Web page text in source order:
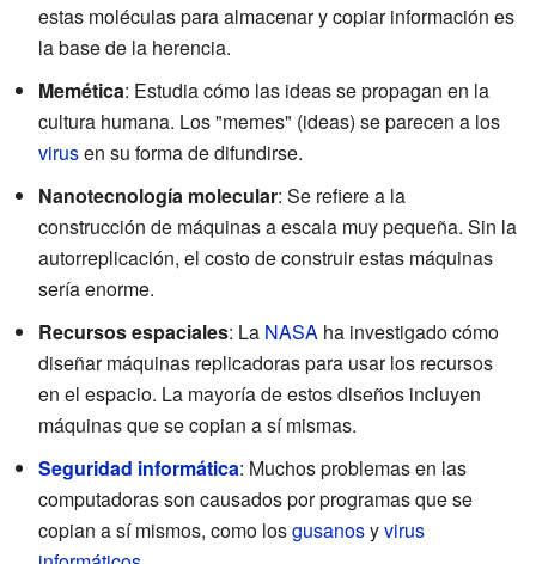
estas moléculas para almacenar y copiar información es
la base de la herencia.
Memética: Estudia cómo las ideas se propagan en la
cultura humana. Los "memes" (ideas) se parecen a los
virusen su forma de difundirse.
Nanotecnología molecular: Se refiere a la
construcción de máquinas a escala muy pequeña. Sin la
autorreplicación, el costo de construir estas máquinas
sería enorme.
Recursos espaciales: La NASA ha investigado cómo
diseñar máquinas replicadoras para usar los recursos
en el espacio. La mayoría de estos diseños incluyen
máquinas que se copian a sí mismas.
Seguridad informática: Muchos problemas en las
computadoras son causados por programas que se
copian a sí mismos, como losgusanosyvirus